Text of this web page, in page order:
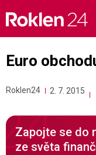
content
Euro
Roklen24 2. 7. 2015
Zapojte se do
ze světa